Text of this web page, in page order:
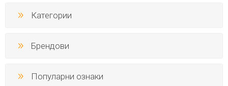
Категории
Брендови
Популарни ознаки